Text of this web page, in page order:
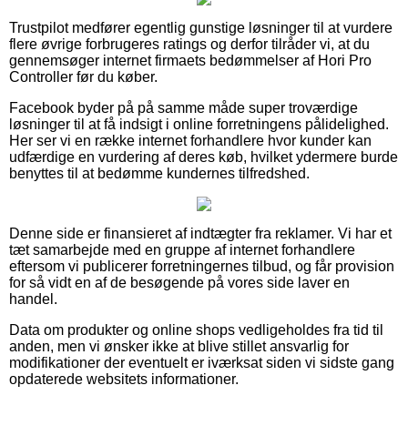
Trustpilot medfører egentlig gunstige løsninger til at vurdere
flere øvrige forbrugeres ratings og derfor tilråder vi, at du
gennemsøger internet firmaets bedømmelser af Hori Pro
Controller før du køber.
Facebook byder på på samme måde super troværdige
løsninger til at få indsigt i online forretningens pålidelighed.
Her ser vi en række internet forhandlere hvor kunder kan
udfærdige en vurdering af deres køb, hvilket ydermere burde
benyttes til at bedømme kundernes tilfredshed.
Denne side er finansieret af indtægter fra reklamer. Vi har et
tæt samarbejde med en gruppe af internet forhandlere
eftersom vi publicerer forretningernes tilbud, og får provision
for så vidt en af de besøgende på vores side laver en
handel.
Data om produkter og online shops vedligeholdes fra tid til
anden, men vi ønsker ikke at blive stillet ansvarlig for
modifikationer der eventuelt er iværksat siden vi sidste gang
opdaterede websitets informationer.